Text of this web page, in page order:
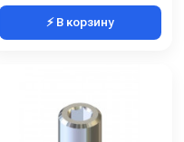
⚡ В корзину